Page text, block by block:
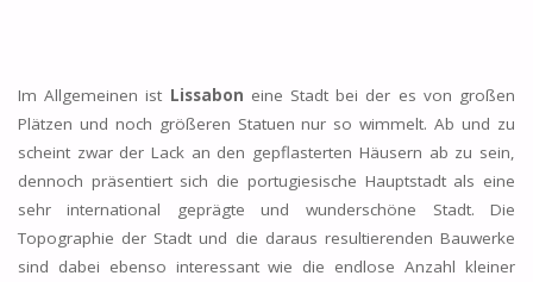
Im Allgemeinen ist Lissabon eine Stadt bei der es von großen
Plätzen und noch größeren Statuen nur so wimmelt. Ab und zu
scheint zwar der Lack an den gepflasterten Häusern ab zu sein,
dennoch präsentiert sich die portugiesische Hauptstadt als eine
sehr international geprägte und wunderschöne Stadt. Die
Topographie der Stadt und die daraus resultierenden Bauwerke
sind dabei ebenso interessant wie die endlose Anzahl kleiner